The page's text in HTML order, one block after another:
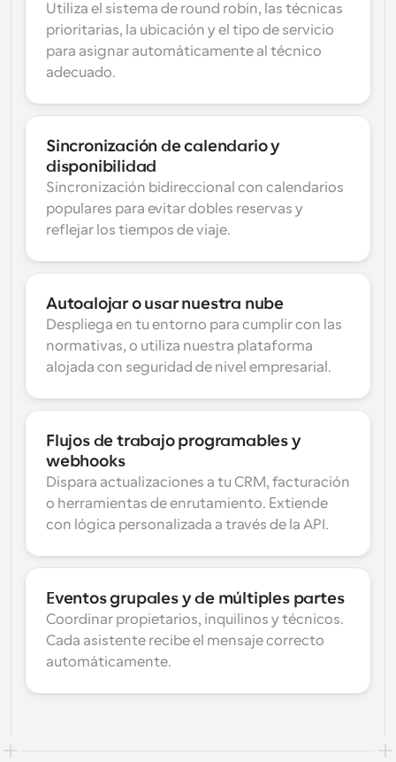
Utiliza el sistema de round robin, las técnicas
prioritarias, la ubicación y el tipo de servicio
para asignar automáticamente al técnico
adecuado.
Sincronización de calendario y
disponibilidad
Sincronización bidireccional con calendarios
populares para evitar dobles reservas y
reflejar los tiempos de viaje.
Autoalojar o usar nuestra nube
Despliega en tu entorno para cumplir con las
normativas, o utiliza nuestra plataforma
alojada con seguridad de nivel empresarial.
Flujos de trabajo programables y
webhooks
Dispara actualizaciones a tu CRM, facturación
o herramientas de enrutamiento. Extiende
con lógica personalizada a través de la API.
Eventos grupales y de múltiples partes
Coordinar propietarios, inquilinos y técnicos.
Cada asistente recibe el mensaje correcto
automáticamente.